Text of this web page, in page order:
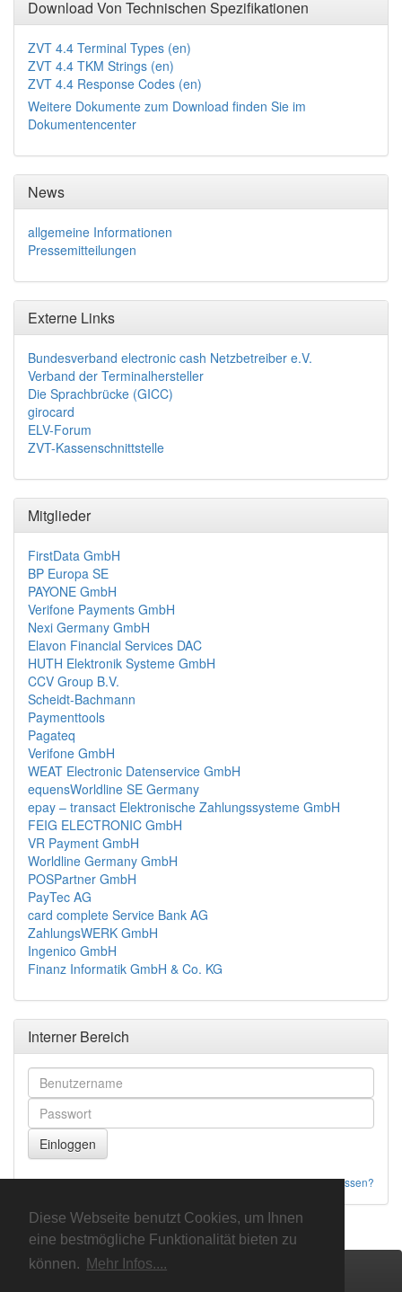
Diese Webseite benutzt Cookies, um Ihnen
eine bestmögliche Funktionalität bieten zu
können.
Mehr Infos....
Download Von Technischen Spezifikationen
ZVT 4.4 Terminal Types (en)
ZVT 4.4 TKM Strings (en)
ZVT 4.4 Response Codes (en)
Weitere Dokumente zum Download finden Sie im
Dokumentencenter
News
allgemeine Informationen
Pressemitteilungen
Externe Links
Bundesverband electronic cash Netzbetreiber e.V.
Verband der Terminalhersteller
Die Sprachbrücke (GICC)
girocard
ELV-Forum
ZVT-Kassenschnittstelle
Mitglieder
FirstData GmbH
BP Europa SE
PAYONE GmbH
Verifone Payments GmbH
Nexi Germany GmbH
Elavon Financial Services DAC
HUTH Elektronik Systeme GmbH
CCV Group B.V.
Scheidt-Bachmann
Paymenttools
Pagateq
Verifone GmbH
WEAT Electronic Datenservice GmbH
equensWorldline SE Germany
epay – transact Elektronische Zahlungssysteme GmbH
FEIG ELECTRONIC GmbH
VR Payment GmbH
Worldline Germany GmbH
POSPartner GmbH
PayTec AG
card complete Service Bank AG
ZahlungsWERK GmbH
Ingenico GmbH
Finanz Informatik GmbH & Co. KG
Interner Bereich
Password vergessen?
Impressum